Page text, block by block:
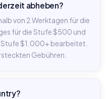
abheben?
von 2 Werktagen für die
für die Stufe $500 und
Stufe $1.000+ bearbeitet.
Gebühren.